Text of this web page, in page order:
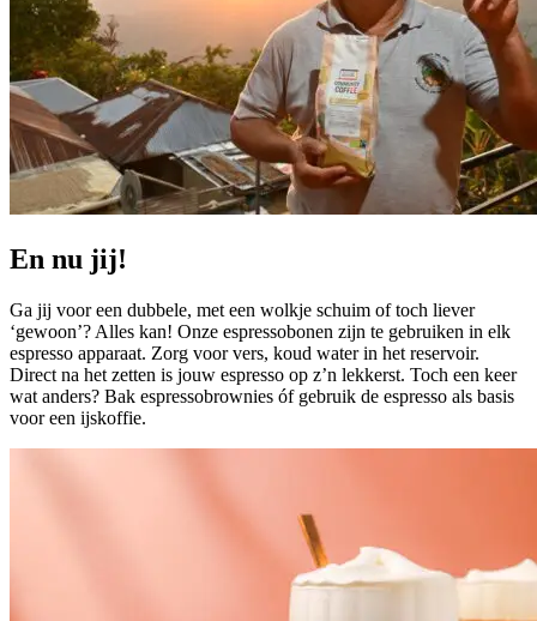
En nu jij!
Ga jij voor een dubbele, met een wolkje schuim of toch liever
‘gewoon’? Alles kan! Onze espressobonen zijn te gebruiken in elk
espresso apparaat. Zorg voor vers, koud water in het reservoir.
Direct na het zetten is jouw espresso op z’n lekkerst. Toch een keer
wat anders? Bak espressobrownies óf gebruik de espresso als basis
voor een ijskoffie.